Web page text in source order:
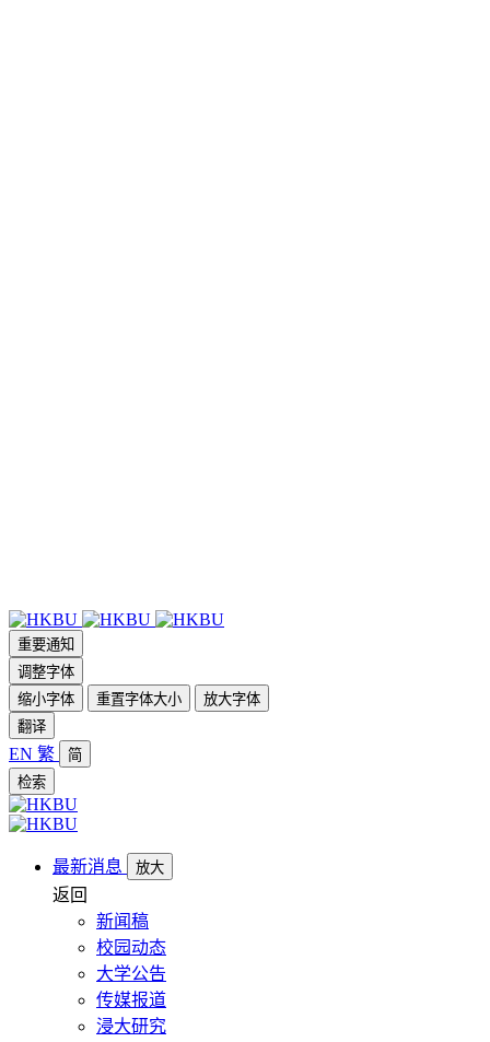
重要通知
调整字体
缩小字体
重置字体大小
放大字体
翻译
EN 繁
简
检索
最新消息 放大
返回
新闻稿
校园动态
大学公告
传媒报道
浸大研究